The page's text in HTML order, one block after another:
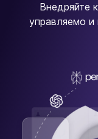
Внедряйте
управляемо и